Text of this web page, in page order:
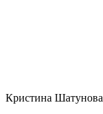
Кристина Шатунова